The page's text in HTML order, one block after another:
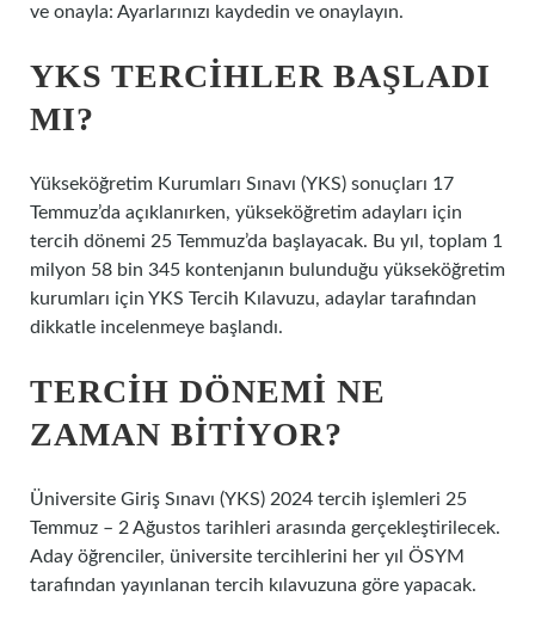
ve onayla: Ayarlarınızı kaydedin ve onaylayın.
YKS TERCIHLER BAŞLADI
MI?
Yükseköğretim Kurumları Sınavı (YKS) sonuçları 17
Temmuz’da açıklanırken, yükseköğretim adayları için
tercih dönemi 25 Temmuz’da başlayacak. Bu yıl, toplam 1
milyon 58 bin 345 kontenjanın bulunduğu yükseköğretim
kurumları için YKS Tercih Kılavuzu, adaylar tarafından
dikkatle incelenmeye başlandı.
TERCIH DÖNEMI NE
ZAMAN BITIYOR?
Üniversite Giriş Sınavı (YKS) 2024 tercih işlemleri 25
Temmuz – 2 Ağustos tarihleri ​​arasında gerçekleştirilecek.
Aday öğrenciler, üniversite tercihlerini her yıl ÖSYM
tarafından yayınlanan tercih kılavuzuna göre yapacak.